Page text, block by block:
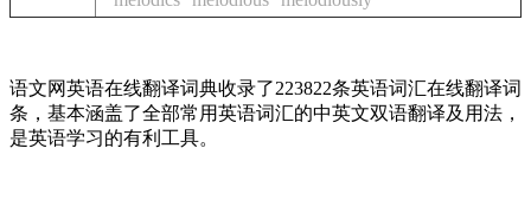
语文网英语在线翻译词典收录了223822条英语词汇在线翻译词
条，基本涵盖了全部常用英语词汇的中英文双语翻译及用法，
是英语学习的有利工具。